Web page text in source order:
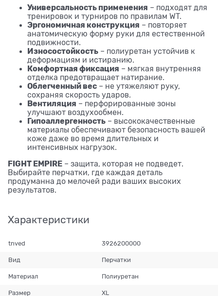
Универсальность применения – подходят для
тренировок и турниров по правилам WT.
Эргономичная конструкция – повторяет
анатомическую форму руки для естественной
подвижности.
Износостойкость – полиуретан устойчив к
деформациям и истиранию.
Комфортная фиксация – мягкая внутренняя
отделка предотвращает натирание.
Облегченный вес – не утяжеляют руку,
сохраняя скорость ударов.
Вентиляция – перфорированные зоны
улучшают воздухообмен.
Гипоаллергенность – высококачественные
материалы обеспечивают безопасность вашей
коже даже во время длительных и
интенсивных нагрузок.
FIGHT EMPIRE – защита, которая не подведет.
Выбирайте перчатки, где каждая деталь
продуманна до мелочей ради ваших высоких
результатов.
Характеристики
tnved 3926200000
Вид Перчатки
Материал Полиуретан
Размер XL